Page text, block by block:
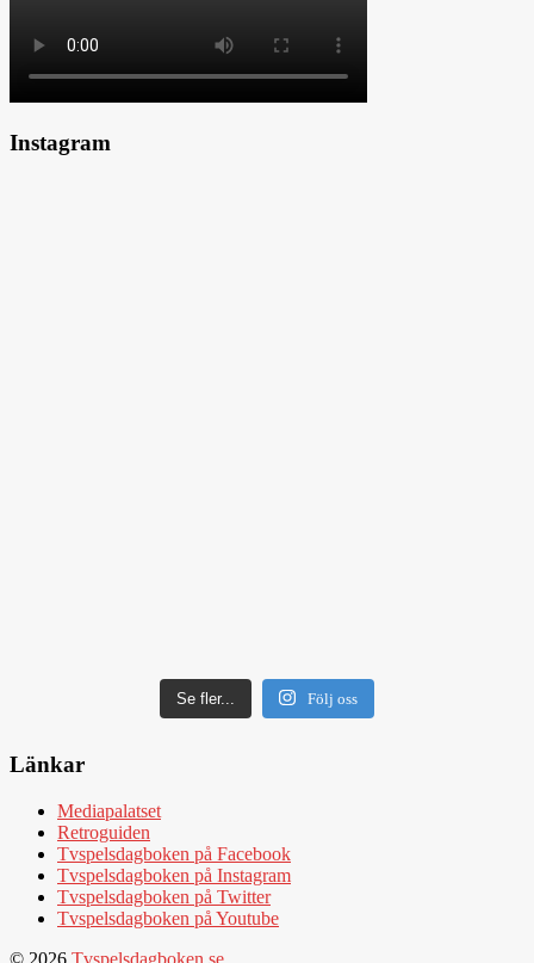
Instagram
Se fler... Följ oss
Länkar
Mediapalatset
Retroguiden
Tvspelsdagboken på Facebook
Tvspelsdagboken på Instagram
Tvspelsdagboken på Twitter
Tvspelsdagboken på Youtube
© 2026 Tvspelsdagboken.se